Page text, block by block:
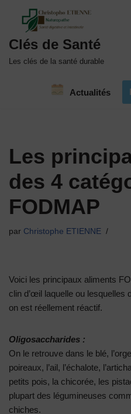
au
contenu
Clés de Santé
Les clés de la santé durable
Actualités
Les
des 4
FODMAP
par Christophe ETIENNE
Voici les principaux aliments
clin d’œil laquelle ou lesquelles
on est réellement réactif.
Oligosaccharides :
On le retrouve dans le blé,
poireaux, l’ail, l’échalote,
petits pois, la chicorée, les
plupart des légumineuses
chiches.